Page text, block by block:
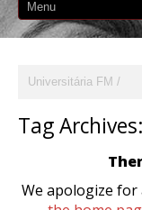
Universitária FM
Tag Archives:
We apologize for